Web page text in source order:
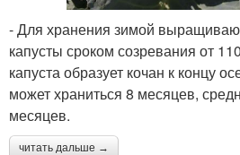
- Для хранения зимой
капусты сроком созревания от
капуста образует кочан к концу
может храниться 8 месяцев,
месяцев.
читать дальше →